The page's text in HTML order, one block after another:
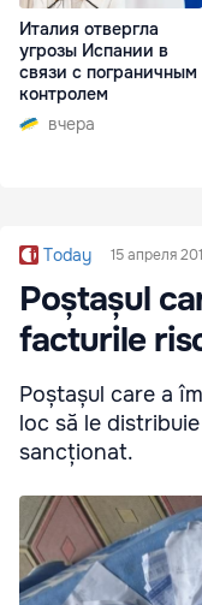
Италия отвергла
угрозы Испании в
связи с пограничным
контролем
вчера
Today 15 апреля
Poștașul
facturile
Poștașul care a
loc să le
sancționat.